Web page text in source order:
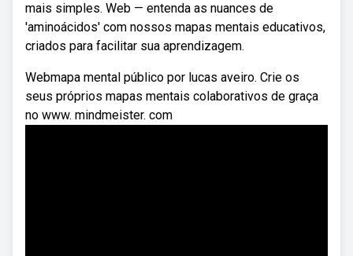
mais simples. Web — entenda as nuances de
'aminoácidos' com nossos mapas mentais educativos,
criados para facilitar sua aprendizagem.
Webmapa mental público por lucas aveiro. Crie os
seus próprios mapas mentais colaborativos de graça
no www. mindmeister. com